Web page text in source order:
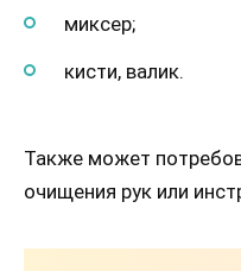
миксер;
кисти, валик.
Также может
очищения рук или